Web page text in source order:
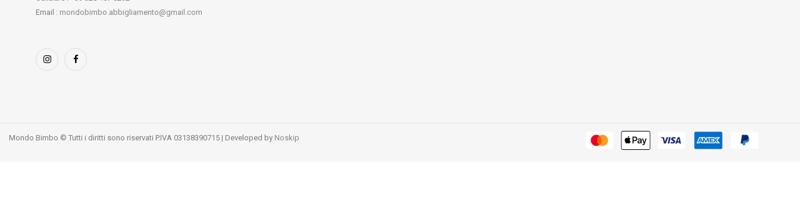
Email : mondobimbo.abbigliamento@gmail.com
Mondo Bimbo © Tutti i diritti sono riservati P.IVA 03138390715 | Developed by Noskip